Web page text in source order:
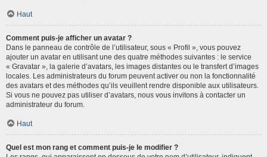
Haut
Comment puis-je afficher un avatar ?
Dans le panneau de contrôle de l’utilisateur, sous « Profil », vous pouvez
ajouter un avatar en utilisant une des quatre méthodes suivantes : le service
« Gravatar », la galerie d’avatars, les images distantes ou le transfert d’images
locales. Les administrateurs du forum peuvent activer ou non la fonctionnalité
des avatars et des méthodes qu’ils veuillent rendre disponible aux utilisateurs.
Si vous ne pouvez pas utiliser d’avatars, nous vous invitons à contacter un
administrateur du forum.
Haut
Quel est mon rang et comment puis-je le modifier ?